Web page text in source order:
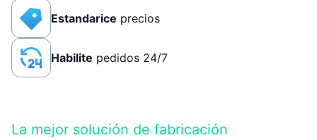
Estandarice precios
Habilite pedidos 24/7
La mejor solución de fabricación